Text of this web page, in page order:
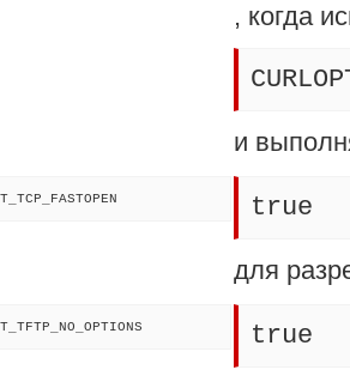
, когда
и
true
для
true